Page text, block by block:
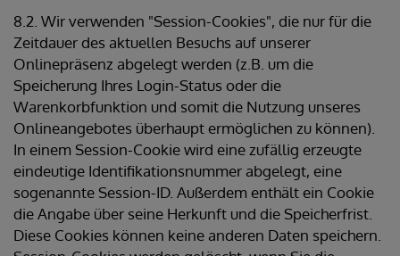
8.2. Wir verwenden "Session-Cookies", die nur für die
Zeitdauer des aktuellen Besuchs auf unserer
Onlinepräsenz abgelegt werden (z.B. um die
Speicherung Ihres Login-Status oder die
Warenkorbfunktion und somit die Nutzung unseres
Onlineangebotes überhaupt ermöglichen zu können).
In einem Session-Cookie wird eine zufällig erzeugte
eindeutige Identifikationsnummer abgelegt, eine
sogenannte Session-ID. Außerdem enthält ein Cookie
die Angabe über seine Herkunft und die Speicherfrist.
Diese Cookies können keine anderen Daten speichern.